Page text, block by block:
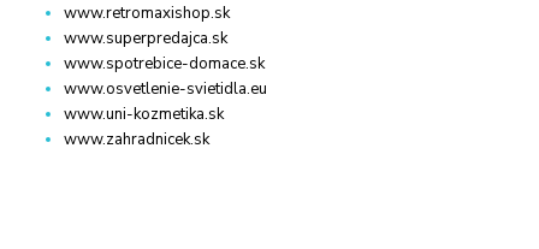
www.retromaxishop.sk
www.superpredajca.sk
www.spotrebice-domace.sk
www.osvetlenie-svietidla.eu
www.uni-kozmetika.sk
www.zahradnicek.sk